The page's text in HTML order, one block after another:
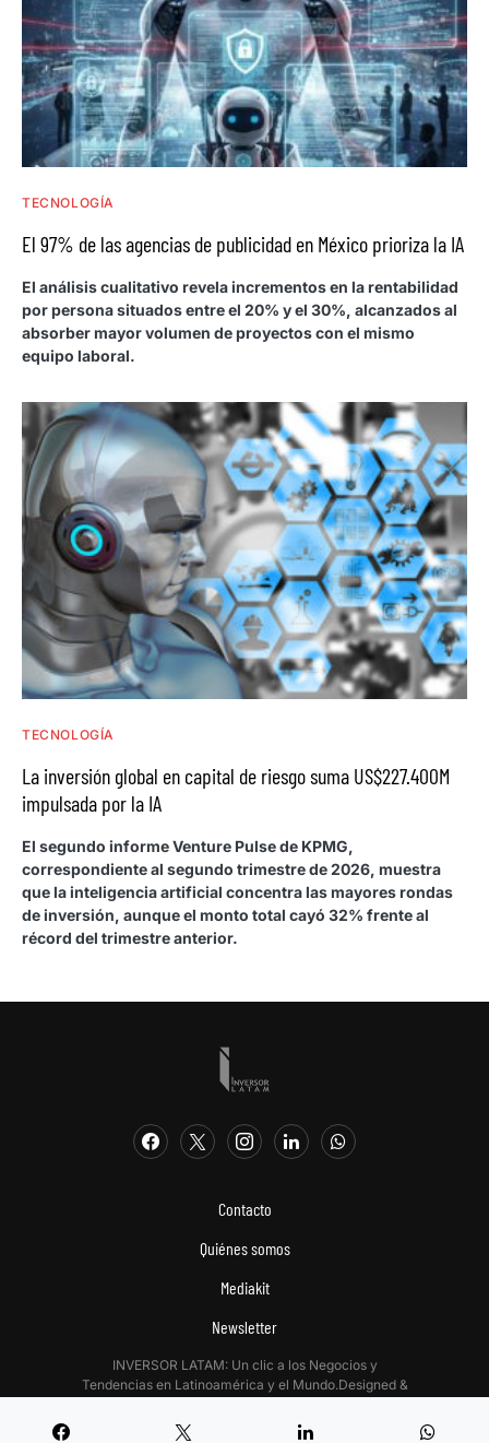
TECNOLOGÍA
El 97% de las agencias de publicidad en México prioriza la IA
El análisis cualitativo revela incrementos en la rentabilidad
por persona situados entre el 20% y el 30%, alcanzados al
absorber mayor volumen de proyectos con el mismo
equipo laboral.
TECNOLOGÍA
La inversión global en capital de riesgo suma US$227.400M
impulsada por la IA
El segundo informe Venture Pulse de KPMG,
correspondiente al segundo trimestre de 2026, muestra
que la inteligencia artificial concentra las mayores rondas
de inversión, aunque el monto total cayó 32% frente al
récord del trimestre anterior.
Contacto
Quiénes somos
Mediakit
Newsletter
INVERSOR LATAM: Un clic a los Negocios y
Tendencias en Latinoamérica y el Mundo.Designed &